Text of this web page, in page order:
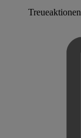
Treueaktionen